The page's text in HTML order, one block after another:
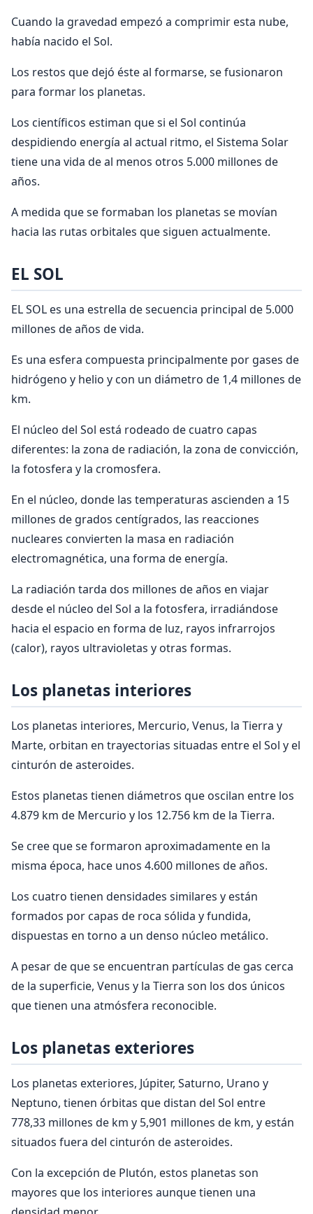
Cuando la gravedad empezó a comprimir esta nube,
había nacido el Sol.
Los restos que dejó éste al formarse, se fusionaron
para formar los planetas.
Los científicos estiman que si el Sol continúa
despidiendo energía al actual ritmo, el Sistema Solar
tiene una vida de al menos otros 5.000 millones de
años.
A medida que se formaban los planetas se movían
hacia las rutas orbitales que siguen actualmente.
EL SOL
EL SOL es una estrella de secuencia principal de 5.000
millones de años de vida.
Es una esfera compuesta principalmente por gases de
hidrógeno y helio y con un diámetro de 1,4 millones de
km.
El núcleo del Sol está rodeado de cuatro capas
diferentes: la zona de radiación, la zona de convicción,
la fotosfera y la cromosfera.
En el núcleo, donde las temperaturas ascienden a 15
millones de grados centígrados, las reacciones
nucleares convierten la masa en radiación
electromagnética, una forma de energía.
La radiación tarda dos millones de años en viajar
desde el núcleo del Sol a la fotosfera, irradiándose
hacia el espacio en forma de luz, rayos infrarrojos
(calor), rayos ultravioletas y otras formas.
Los planetas interiores
Los planetas interiores, Mercurio, Venus, la Tierra y
Marte, orbitan en trayectorias situadas entre el Sol y el
cinturón de asteroides.
Estos planetas tienen diámetros que oscilan entre los
4.879 km de Mercurio y los 12.756 km de la Tierra.
Se cree que se formaron aproximadamente en la
misma época, hace unos 4.600 millones de años.
Los cuatro tienen densidades similares y están
formados por capas de roca sólida y fundida,
dispuestas en torno a un denso núcleo metálico.
A pesar de que se encuentran partículas de gas cerca
de la superficie, Venus y la Tierra son los dos únicos
que tienen una atmósfera reconocible.
Los planetas exteriores
Los planetas exteriores, Júpiter, Saturno, Urano y
Neptuno, tienen órbitas que distan del Sol entre
778,33 millones de km y 5,901 millones de km, y están
situados fuera del cinturón de asteroides.
Con la excepción de Plutón, estos planetas son
mayores que los interiores aunque tienen una